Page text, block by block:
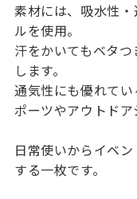
素材には、吸水性
ルを使用。
汗をかいてもベタ
します。
通気性にも優れて
ポーツやアウトドア
日常使いからイベ
する一枚です。